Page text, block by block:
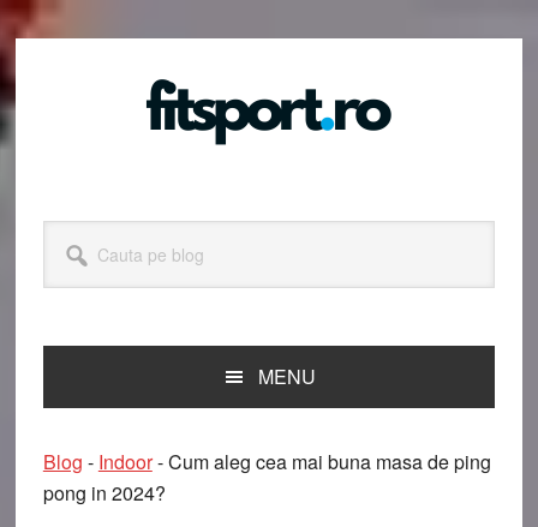
Skip
to
primary
navigation
Skip
to
main
content
Skip
to
primary
sidebar
Skip
to
footer
blog
MENU
Blog - Indoor-Cum aleg cea mai buna masa de ping
pong in 2024?